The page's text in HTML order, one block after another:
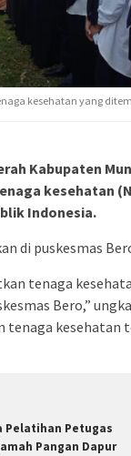
kesehatan yang
Kabupaten
kesehatan
Indonesia.
di puskesmas
tenaga
Bero,”
tenaga
Pelatihan Petugas
Pangan Dapur